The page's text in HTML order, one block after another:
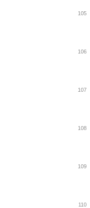
105
106
107
108
109
110